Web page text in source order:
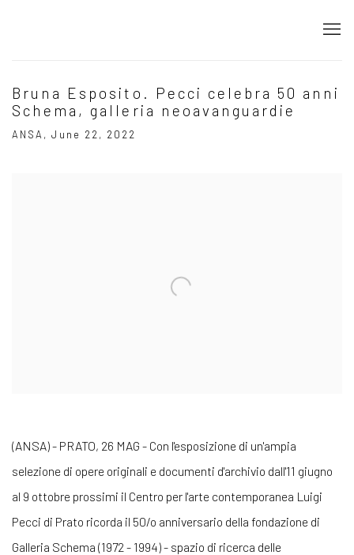
Bruna Esposito. Pecci celebra 50 anni
Schema, galleria neoavanguardie
ANSA, June 22, 2022
(ANSA) - PRATO, 26 MAG - Con l'esposizione di un'ampia
selezione di opere originali e documenti d'archivio dall'11 giugno
al 9 ottobre prossimi il Centro per l'arte contemporanea Luigi
Pecci di Prato ricorda il 50/o anniversario della fondazione di
Galleria Schema (1972 - 1994) - spazio di ricerca delle